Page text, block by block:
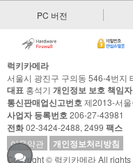
PC 버전
럭키카메라
서울시 광진구 구의동 546-4번지
대표 홍석기 개인정보 보호 책임자
통신판매업신고번호제2013-서
사업자 등록번호206-27-43981
전화02-3424-2488, 2499 팩스
이용약관 개인정보처리방침
Copyright © 럭키카메라 All rights